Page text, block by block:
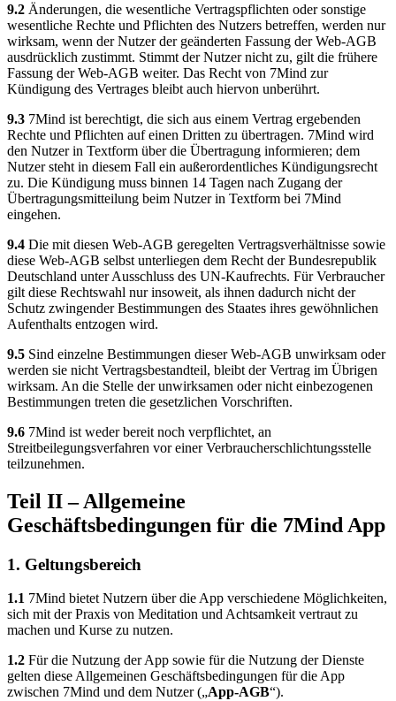
9.2 Änderungen, die wesentliche Vertragspflichten oder sonstige
wesentliche Rechte und Pflichten des Nutzers betreffen, werden nur
wirksam, wenn der Nutzer der geänderten Fassung der Web-AGB
ausdrücklich zustimmt. Stimmt der Nutzer nicht zu, gilt die frühere
Fassung der Web-AGB weiter. Das Recht von 7Mind zur
Kündigung des Vertrages bleibt auch hiervon unberührt.
9.3 7Mind ist berechtigt, die sich aus einem Vertrag ergebenden
Rechte und Pflichten auf einen Dritten zu übertragen. 7Mind wird
den Nutzer in Textform über die Übertragung informieren; dem
Nutzer steht in diesem Fall ein außerordentliches Kündigungsrecht
zu. Die Kündigung muss binnen 14 Tagen nach Zugang der
Übertragungsmitteilung beim Nutzer in Textform bei 7Mind
eingehen.
9.4 Die mit diesen Web-AGB geregelten Vertragsverhältnisse sowie
diese Web-AGB selbst unterliegen dem Recht der Bundesrepublik
Deutschland unter Ausschluss des UN-Kaufrechts. Für Verbraucher
gilt diese Rechtswahl nur insoweit, als ihnen dadurch nicht der
Schutz zwingender Bestimmungen des Staates ihres gewöhnlichen
Aufenthalts entzogen wird.
9.5 Sind einzelne Bestimmungen dieser Web-AGB unwirksam oder
werden sie nicht Vertragsbestandteil, bleibt der Vertrag im Übrigen
wirksam. An die Stelle der unwirksamen oder nicht einbezogenen
Bestimmungen treten die gesetzlichen Vorschriften.
9.6 7Mind ist weder bereit noch verpflichtet, an
Streitbeilegungsverfahren vor einer Verbraucherschlichtungsstelle
teilzunehmen.
Teil II – Allgemeine
Geschäftsbedingungen für die 7Mind App
1. Geltungsbereich
1.1 7Mind bietet Nutzern über die App verschiedene Möglichkeiten,
sich mit der Praxis von Meditation und Achtsamkeit vertraut zu
machen und Kurse zu nutzen.
1.2 Für die Nutzung der App sowie für die Nutzung der Dienste
gelten diese Allgemeinen Geschäftsbedingungen für die App
zwischen 7Mind und dem Nutzer („App-AGB“).